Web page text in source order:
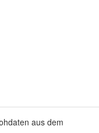
aus dem